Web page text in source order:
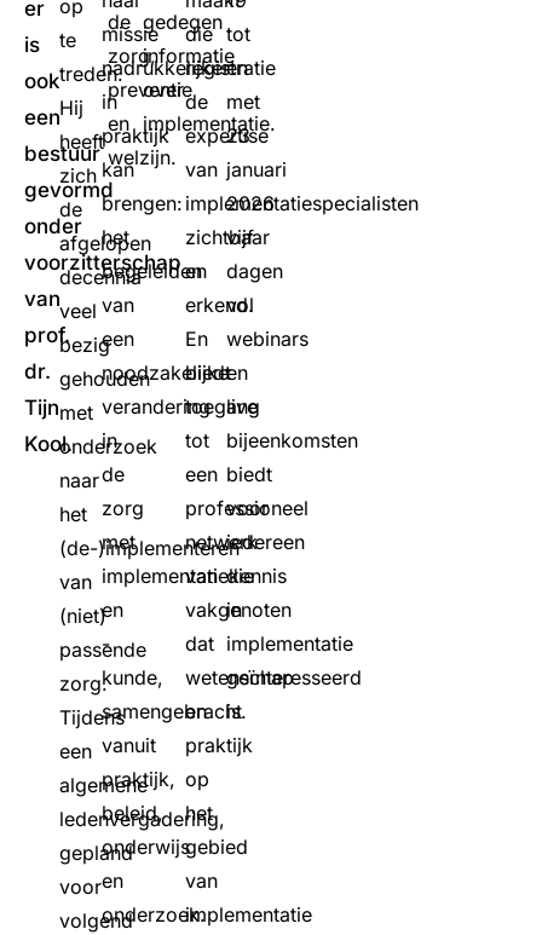
er
is
ook
een
bestuur
gevormd
onder
voorzitterschap
van
prof.
dr.
Tijn
Kool.
op
te
treden.
Hij
heeft
zich
de
afgelopen
decennia
veel
bezig
gehouden
met
onderzoek
naar
het
(de-)implementeren
van
(niet)
passende
zorg.
Tijdens
een
algemene
ledenvergadering,
gepland
voor
volgend
missie
nadrukkelijker
in
praktijk
kan
brengen:
het
begeleiden
van
een
noodzakelijke
verandering
in
de
zorg
met
implementatiekennis
en
-
kunde,
samengebracht
vanuit
praktijk,
beleid,
onderwijs
en
onderzoek.
de
zorg,
preventie
en
welzijn.
gedegen
informatie
over
implementatie.
die
registratie
de
expertise
van
implementatiespecialisten
zichtbaar
en
erkend.
En
biedt
toegang
tot
een
professioneel
netwerk
van
vakgenoten
dat
wetenschap
en
praktijk
op
het
gebied
van
implementatie
tot
en
met
23
januari
2026
vijf
dagen
vol
webinars
en
live
bijeenkomsten
biedt
voor
iedereen
die
in
implementatie
geïnteresseerd
is.